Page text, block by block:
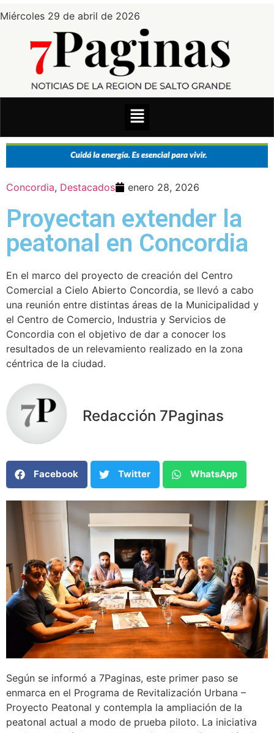
Miércoles 29 de abril de 2026
Concordia, Destacados enero 28, 2026
Proyectan extender la
peatonal en Concordia
En el marco del proyecto de creación del Centro
Comercial a Cielo Abierto Concordia, se llevó a cabo
una reunión entre distintas áreas de la Municipalidad y
el Centro de Comercio, Industria y Servicios de
Concordia con el objetivo de dar a conocer los
resultados de un relevamiento realizado en la zona
céntrica de la ciudad.
Redacción 7Paginas
Facebook Twitter WhatsApp
Según se informó a 7Paginas, este primer paso se
enmarca en el Programa de Revitalización Urbana –
Proyecto Peatonal y contempla la ampliación de la
peatonal actual a modo de prueba piloto. La iniciativa